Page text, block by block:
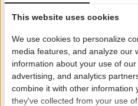
€ 9.499 of € 131 per
Suzuki SV-7GX / 2026 / km
Amsterdam
This website uses cookies
We use cookies to personalize
media features, and analyze our
information about your use of
advertising, and analytics
combine it with other information
they've collected from your use